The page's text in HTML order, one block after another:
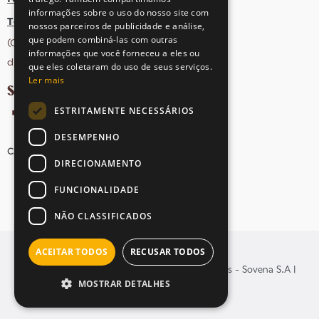
Tel: +351 21 412 93 36
(Chamada para rede fixa nacional;
dias úteis das 10h às 17h)
SIGA-NOS NAS REDES SOCIAIS
CANDIDATURAS
© Copyright 2026 . Todos os direitos reservados - Sovena S.A |
informações sobre o uso do nosso site com
nossos parceiros de publicidade e análise,
que podem combiná-las com outras
informações que você forneceu a eles ou
que eles coletaram do uso de seus serviços.
Ler mais
ESTRITAMENTE NECESSÁRIOS
DESEMPENHO
DIRECIONAMENTO
FUNCIONALIDADE
NÃO CLASSIFICADOS
ACEITAR TODOS RECUSAR TODOS
MOSTRAR DETALHES